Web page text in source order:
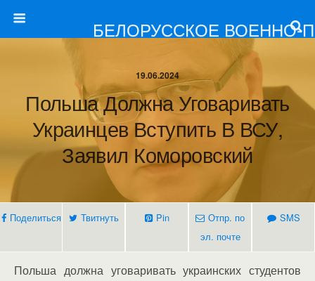
БЕЛОРУССКОЕ ВОЕННО-
19.06.2024
Польша Должна Уговаривать
Украинцев Вступить В ВСУ,
Заявил Коморовский
Поделиться Твитнуть Pin
Отпр. по
эл. почте
SMS
Польша должна уговаривать украинских студентов